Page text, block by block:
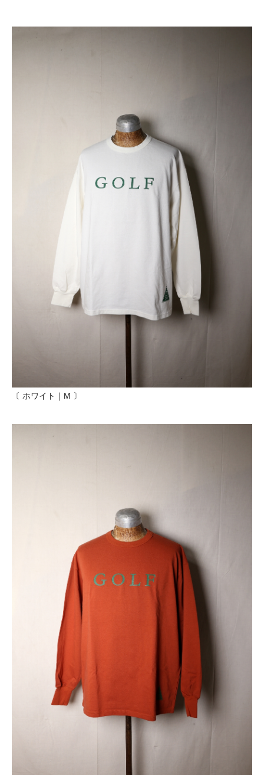
〔 ホワイト｜M 〕